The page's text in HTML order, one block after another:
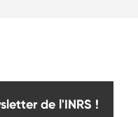
de l'INRS !